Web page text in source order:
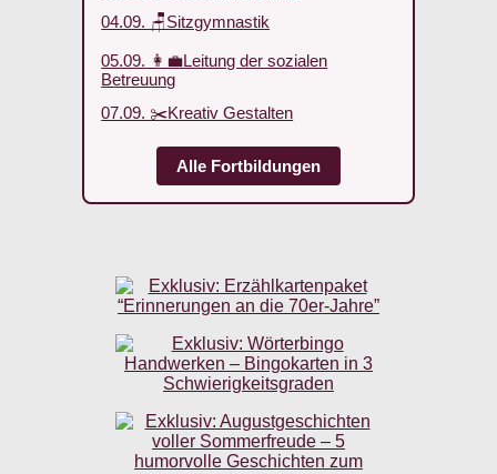
04.09. 🪑Sitzgymnastik
05.09. 👩‍💼Leitung der sozialen
Betreuung
07.09. ✂️Kreativ Gestalten
Alle Fortbildungen